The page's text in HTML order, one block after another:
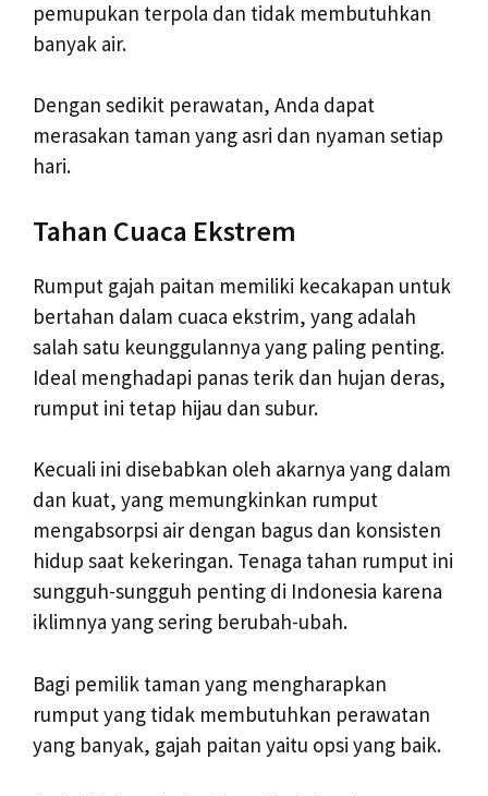
pemupukan terpola dan tidak membutuhkan
banyak air.
Dengan sedikit perawatan, Anda dapat
merasakan taman yang asri dan nyaman setiap
hari.
Tahan Cuaca Ekstrem
Rumput gajah paitan memiliki kecakapan untuk
bertahan dalam cuaca ekstrim, yang adalah
salah satu keunggulannya yang paling penting.
Ideal menghadapi panas terik dan hujan deras,
rumput ini tetap hijau dan subur.
Kecuali ini disebabkan oleh akarnya yang dalam
dan kuat, yang memungkinkan rumput
mengabsorpsi air dengan bagus dan konsisten
hidup saat kekeringan. Tenaga tahan rumput ini
sungguh-sungguh penting di Indonesia karena
iklimnya yang sering berubah-ubah.
Bagi pemilik taman yang mengharapkan
rumput yang tidak membutuhkan perawatan
yang banyak, gajah paitan yaitu opsi yang baik.